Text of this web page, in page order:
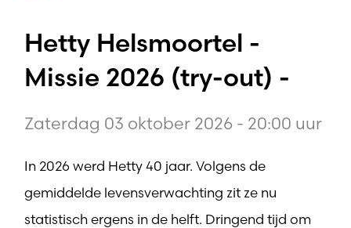
Hetty Helsmoortel -
Missie 2026 (try-out) -
Zaterdag 03 oktober 2026 - 20:00 uur
In 2026 werd Hetty 40 jaar. Volgens de
gemiddelde levensverwachting zit ze nu
statistisch ergens in de helft. Dringend tijd om